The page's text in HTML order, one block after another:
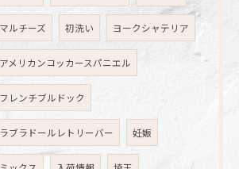
マルチーズ 初洗い ヨークシャテリア
アメリカンコッカースパニエル
フレンチブルドック
ラブラドールレトリーバー 妊娠